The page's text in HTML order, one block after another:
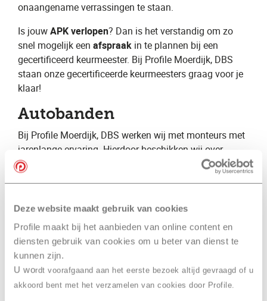
Deze website maakt gebruik van cookies
Profile maakt bij het aanbieden van online content en
diensten gebruik van cookies om u beter van dienst te
kunnen zijn.
U wordt voorafgaand aan het eerste bezoek altijd gevraagd of u
akkoord bent met het verzamelen van cookies door Profile.
onaangename verrassingen te staan.
Is jouw ​APK verlopen? Dan is het verstandig om zo
snel mogelijk een ​ afspraak ​ in te plannen bij een
gecertificeerd keurmeester. Bij Profile Moerdijk, DBS
staan onze gecertificeerde keurmeesters graag voor je
klaar!
Autobanden
Bij Profile Moerdijk, DBS ​werken wij met monteurs met
jarenlange ervaring. Hierdoor beschikken wij over
specialistische kennis op vele verschillende gebieden.
automobilist. Daarnaast zijn wij gespecialiseerd op het
gebied van autobanden en geven wij graag advies over
bijvoorbeeld ​zomerbanden​, ​winterbanden​ en ​
vierseizoenenbanden
Winterbanden